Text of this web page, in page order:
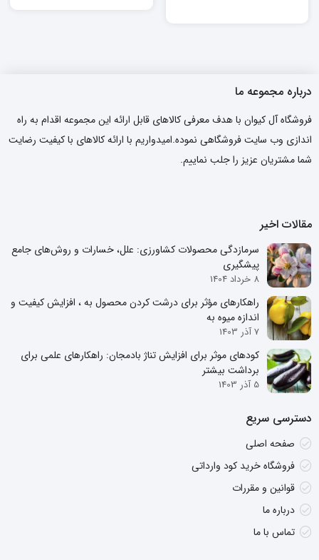
درباره مجموعه ما
فروشگاه آل کیوان با هدف معرفی کالاهای قابل ارائه این مجموعه اقدام به راه
اندازی وب سایت فروشگاهی نموده.امیدواریم با ارائه کالاهای با کیفیت رضایت
شما مشتریان عزیز را جلب نماییم.
مقالات اخیر
سرمازدگی محصولات کشاورزی: علل، خسارات و روش‌های جامع
پیشگیری
8 خرداد 1404
راهکارهای مؤثر برای درشت کردن محصول به ، افزایش کیفیت و
اندازه میوه به
7 آذر 1403
کودهای موثر برای افزایش تناژ بادمجان: راهکارهای علمی برای
برداشت بیشتر
5 آذر 1403
دسترسی سریع
صفحه اصلی
فروشگاه خرید کود وارداتی
قوانین و مقررات
درباره ما
تماس با ما